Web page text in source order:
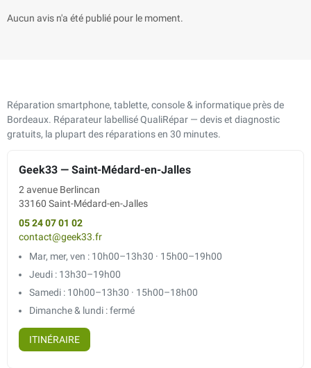
Aucun avis n'a été publié pour le moment.
Réparation smartphone, tablette, console & informatique près de
Bordeaux. Réparateur labellisé QualiRépar — devis et diagnostic
gratuits, la plupart des réparations en 30 minutes.
Geek33 — Saint-Médard-en-Jalles
2 avenue Berlincan
33160 Saint-Médard-en-Jalles
05 24 07 01 02
contact@geek33.fr
Mar, mer, ven : 10h00–13h30 · 15h00–19h00
Jeudi : 13h30–19h00
Samedi : 10h00–13h30 · 15h00–18h00
Dimanche & lundi : fermé
ITINÉRAIRE